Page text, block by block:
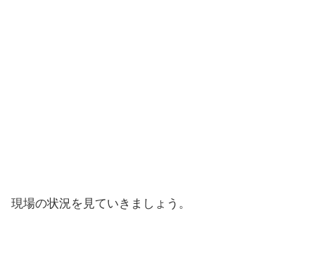
現場の状況を見ていきましょう。